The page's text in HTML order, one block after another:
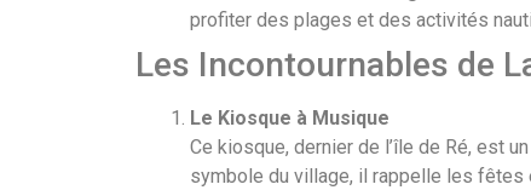
profiter des plages et des activités
Les Incontournables de
Le Kiosque à Musique
Ce kiosque, dernier de l’île de Ré, est
symbole du village, il rappelle les fêtes